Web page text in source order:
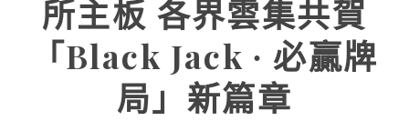
所主板 各界雲集共賀
「Black Jack ∙ 必贏牌
局」新篇章